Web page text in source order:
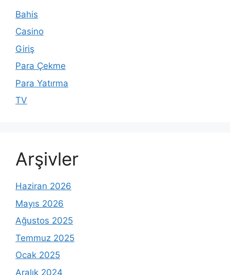
Bahis
Casino
Giriş
Para Çekme
Para Yatırma
TV
Arşivler
Haziran 2026
Mayıs 2026
Ağustos 2025
Temmuz 2025
Ocak 2025
Aralık 2024